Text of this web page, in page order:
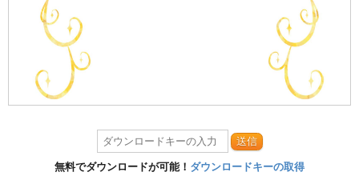
送信
無料でダウンロードが可能！ ダウンロードキーの取得